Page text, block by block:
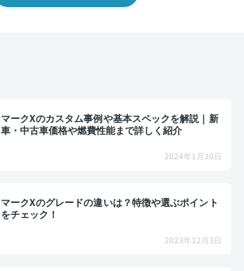
マークXのカスタム事例や基本スペックを解説｜新
車・中古車価格や燃費性能まで詳しく紹介
2024年1月30日
マークXのグレードの違いは？特徴や選ぶポイント
をチェック！
2023年12月3日